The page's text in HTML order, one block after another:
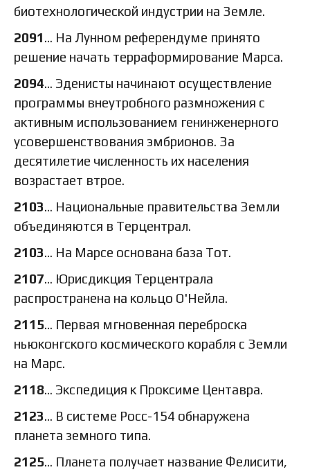
биотехнологической индустрии на Земле.
2091… На Лунном референдуме принято
решение начать терраформирование Марса.
2094… Эденисты начинают осуществление
программы внеутробного размножения с
активным использованием генинженерного
усовершенствования эмбрионов. За
десятилетие численность их населения
возрастает втрое.
2103… Национальные правительства Земли
объединяются в Терцентрал.
2103… На Марсе основана база Тот.
2107… Юрисдикция Терцентрала
распространена на кольцо О'Нейла.
2115… Первая мгновенная переброска
ньюконгского космического корабля с Земли
на Марс.
2118… Экспедиция к Проксиме Центавра.
2123… В системе Росс-154 обнаружена
планета земного типа.
2125… Планета получает название Фелисити,